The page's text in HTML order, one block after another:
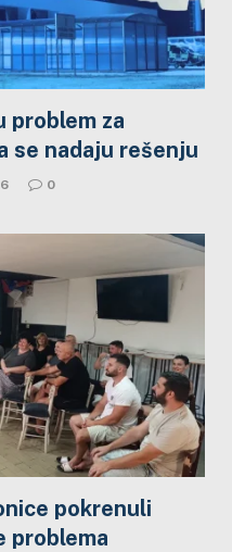
problem za
se nadaju rešenju
0
pokrenuli
problema